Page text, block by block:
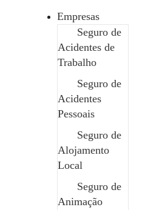
Empresas
Seguro de
Acidentes de
Trabalho
Seguro de
Acidentes
Pessoais
Seguro de
Alojamento
Local
Seguro de
Animação
Seguro de Viagem
de Viagem